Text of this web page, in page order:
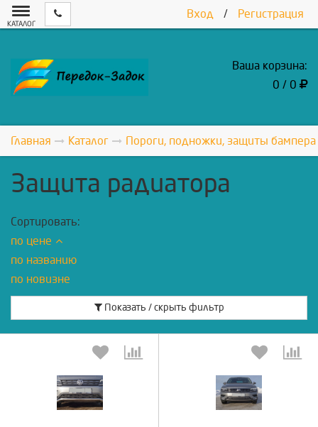
Вход / Регистрация
КАТАЛОГ
Ваша корзина:
0 / 0
Главная Каталог Пороги, подножки, защиты
Защита радиатора
Сортировать:
по цене
по названию
по новизне
Показать / скрыть фильтр